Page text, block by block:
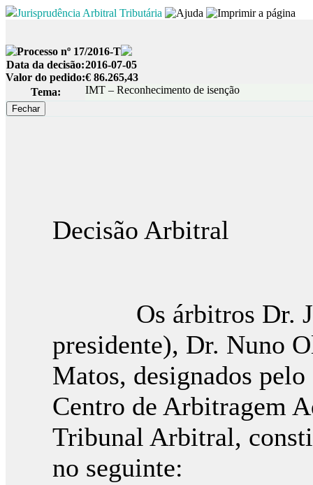
Jurisprudência Arbitral Tributária
Processo nº 17/2016-T
Data da decisão:2016-07-05
Valor do pedido:€ 86.265,43
Tema:
IMT – Reconhecimento de isenção
Decisão Arbitral
Os árbitros Dr.
presidente), Dr. Nuno
Matos, designados
Centro de Arbitragem
Tribunal Arbitral,
no seguinte: